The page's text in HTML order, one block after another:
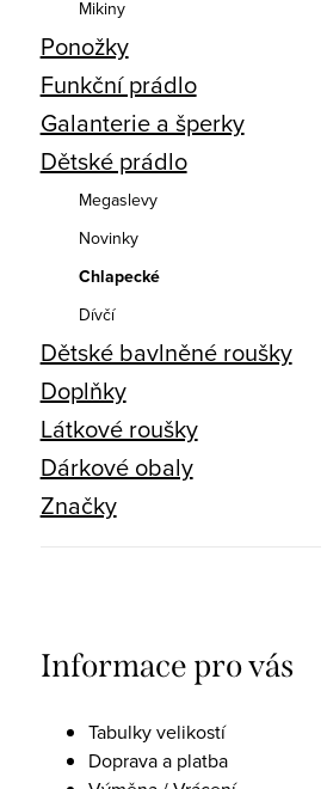
Mikiny
Ponožky
Funkční prádlo
Galanterie a šperky
Dětské prádlo
Megaslevy
Novinky
Chlapecké
Dívčí
Dětské bavlněné roušky
Doplňky
Látkové roušky
Dárkové obaly
Značky
Informace pro vás
Tabulky velikostí
Doprava a platba